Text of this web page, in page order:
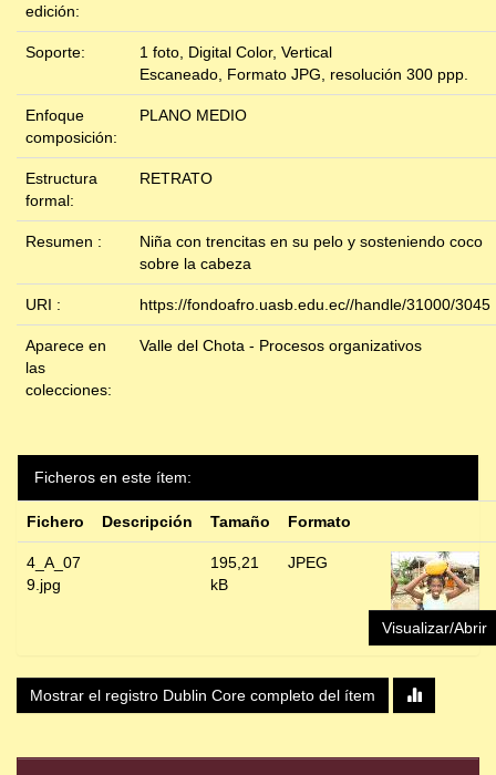
edición:
Soporte:
1 foto, Digital Color, Vertical
Escaneado, Formato JPG, resolución 300 ppp.
Enfoque
composición:
PLANO MEDIO
Estructura
formal:
RETRATO
Resumen :
Niña con trencitas en su pelo y sosteniendo coco
sobre la cabeza
URI : https://fondoafro.uasb.edu.ec//handle/31000/3045
Aparece en
las
colecciones:
Valle del Chota - Procesos organizativos
Ficheros en este ítem:
Fichero Descripción Tamaño Formato
4_A_07
9.jpg
195,21
kB
JPEG
Visualizar/Abrir
Mostrar el registro Dublin Core completo del ítem